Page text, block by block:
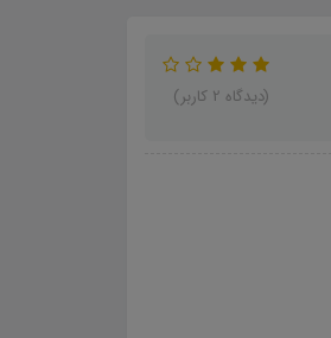
(دیدگاه 2 کاربر)